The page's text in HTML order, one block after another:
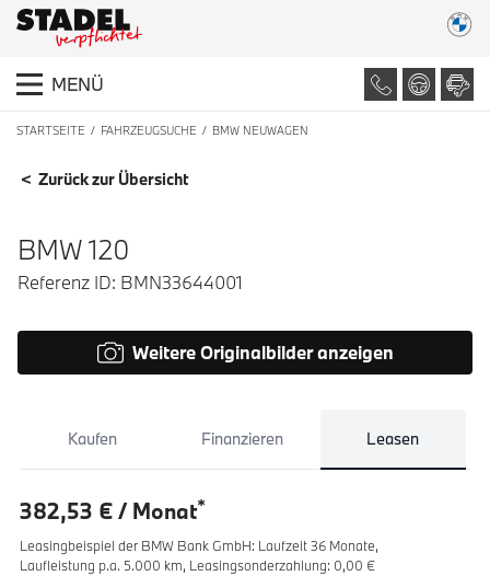
MENÜ
STARTSEITE FAHRZEUGSUCHE BMW NEUWAGEN
FAHRZEUGDETAILS
< Zurück zur Übersicht
BMW 120
Referenz ID: BMN33644001
Weitere Originalbilder anzeigen
Kaufen Finanzieren Leasen
382,53 € / Monat*
Leasingbeispiel der BMW Bank GmbH: Laufzeit 36 Monate,
Laufleistung p.a. 5.000 km, Leasingsonderzahlung: 0,00 €